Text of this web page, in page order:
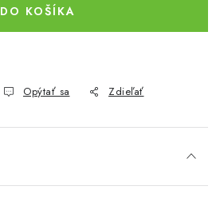
DO KOŠÍKA
Opýtať sa Zdieľať